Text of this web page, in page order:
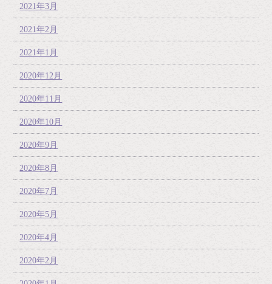
2021年3月
2021年2月
2021年1月
2020年12月
2020年11月
2020年10月
2020年9月
2020年8月
2020年7月
2020年5月
2020年4月
2020年2月